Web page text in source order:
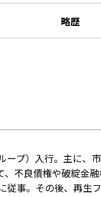
略歴
プ）入行。主に、
、不良債権や破綻金
事。その後、再生